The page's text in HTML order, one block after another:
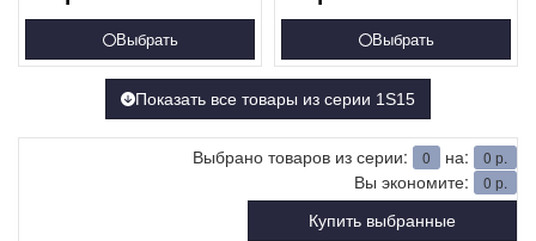
Выбрать Выбрать
Показать все товары из серии 1S15
Выбрано товаров из серии: 0 на: 0 р.
Вы экономите: 0 р.
Купить выбранные